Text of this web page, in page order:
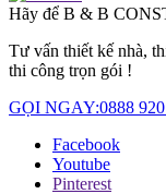
Hãy để B & B
Tư vấn thiết kế nhà,
thi công trọn gói !
GỌI NGAY:0888
Facebook
Youtube
Pinterest